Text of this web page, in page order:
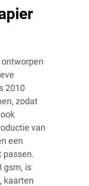
ontworpen
2010
zodat
van
een
passen.
gsm, is
kaarten